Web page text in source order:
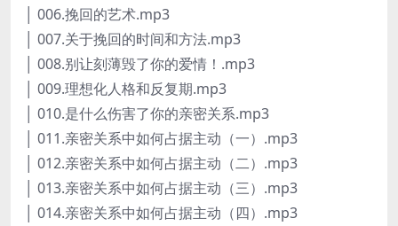
│ 006.挽回的艺术.mp3
│ 007.关于挽回的时间和方法.mp3
│ 008.别让刻薄毁了你的爱情！.mp3
│ 009.理想化人格和反复期.mp3
│ 010.是什么伤害了你的亲密关系.mp3
│ 011.亲密关系中如何占据主动（一）.mp3
│ 012.亲密关系中如何占据主动（二）.mp3
│ 013.亲密关系中如何占据主动（三）.mp3
│ 014.亲密关系中如何占据主动（四）.mp3